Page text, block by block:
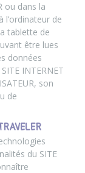
ou dans la
de
tablette de
être lues
données
INTERNET
son
de
du SITE